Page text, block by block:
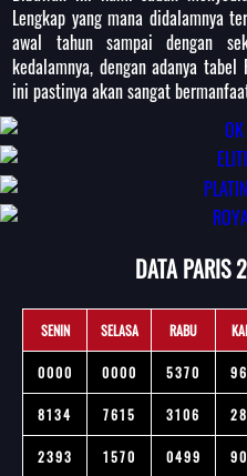
Lengkap yang mana didalamnya
awal tahun sampai dengan
kedalamnya, dengan adanya
ini pastinya akan sangat
DATA PARIS
SENIN
0000
8134
2393
SELASA
0000
7615
1570
RABU
5370
3106
0499